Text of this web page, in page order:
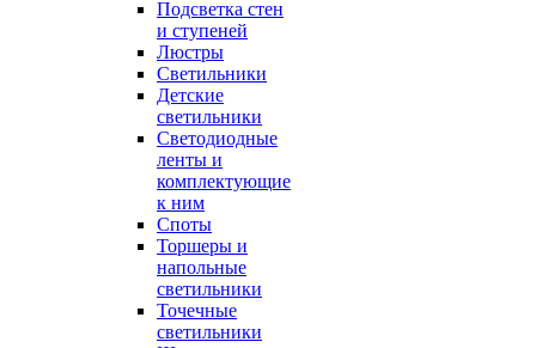
Подсветка стен
и ступеней
Люстры
Светильники
Детские
светильники
Светодиодные
ленты и
комплектующие
к ним
Споты
Торшеры и
напольные
светильники
Точечные
светильники